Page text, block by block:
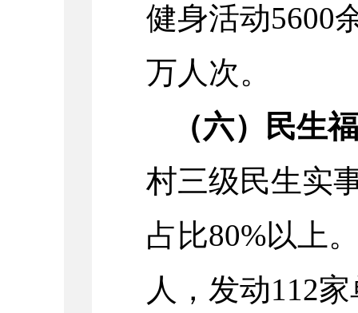
健身活动5600
万人次。
（六）民生
村三级民生实
占比80%以上
人，发动112